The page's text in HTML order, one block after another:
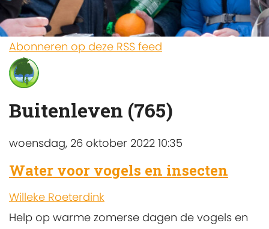
Abonneren op deze RSS feed
Buitenleven (765)
woensdag, 26 oktober 2022 10:35
Water voor vogels en insecten
Willeke Roeterdink
Help op warme zomerse dagen de vogels en